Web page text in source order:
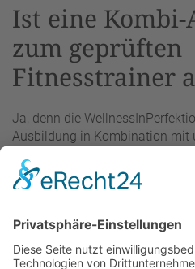
Ist eine
zum geprüften
Fitnesstrainer
Ja, denn die
Ausbildung in Kombination mit
kontrolliert und abgenommen.
sich um eine staatlich
Kann ich auch